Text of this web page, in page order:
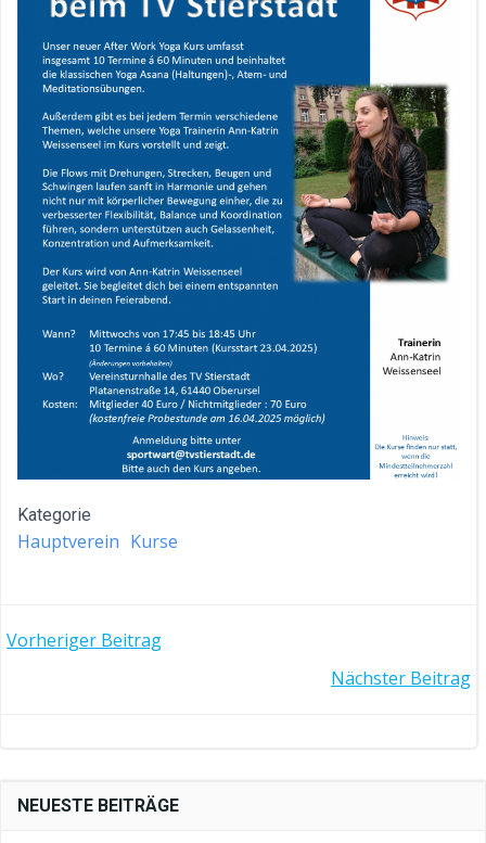
Kategorie
Hauptverein Kurse
POST
Vorheriger Beitrag
Nächster Beitrag
NEUESTE BEITRÄGE